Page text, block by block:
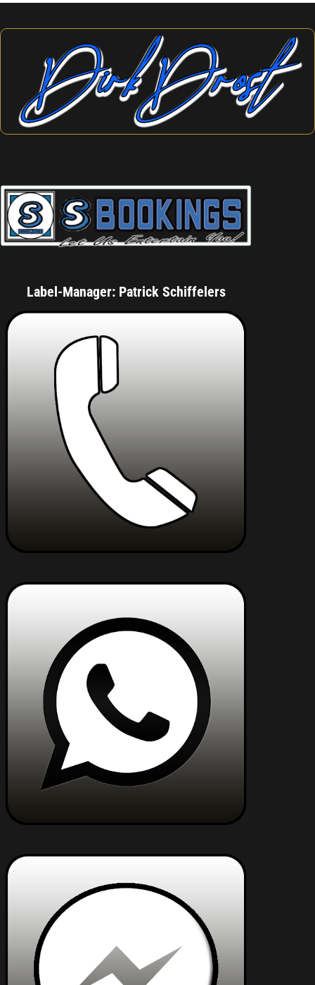
Label-Manager: Patrick Schiffelers